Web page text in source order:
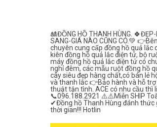
🎎ĐỒNG HỒ THANH HÙNG.
SANG-GIÁ NÀO CŨNG CÓ.💚
chuyên cung cấp đồng hồ quả lắc
kiên đồng hồ quả lắc điện tử, bộ
máy đồng hồ quả lắc điện tử có
nghỉ đêm, các mẫu ruột đồng hồ
cây siêu đẹp hàng chất,có bán lẻ
và thanh lắc 👉Bảo hành và hỗ trợ
thuật tận tình. ACE có nhu cầu thì
📞096.188.2921 ⚠️⚠️Miễn SHIP
✔Đồng hồ Thanh Hùng đánh thức
thời gian!!! Hotlin